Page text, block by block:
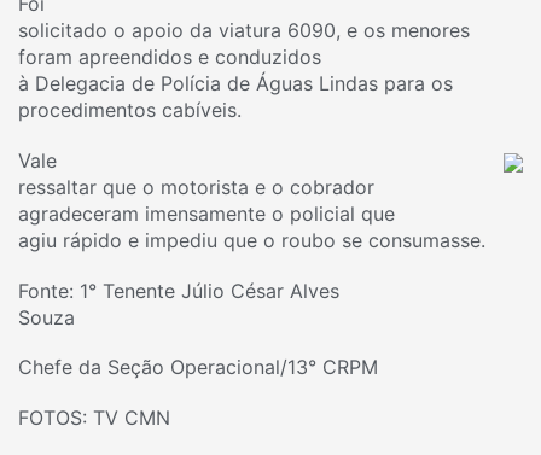
solicitado o apoio da viatura 6090, e os menores
foram apreendidos e conduzidos
à Delegacia de Polícia de Águas Lindas para os
procedimentos cabíveis.
Vale
ressaltar que o motorista e o cobrador
agradeceram imensamente o policial que
agiu rápido e impediu que o roubo se consumasse.
Fonte: 1° Tenente Júlio César Alves
Souza
Chefe da Seção Operacional/13° CRPM
FOTOS: TV CMN